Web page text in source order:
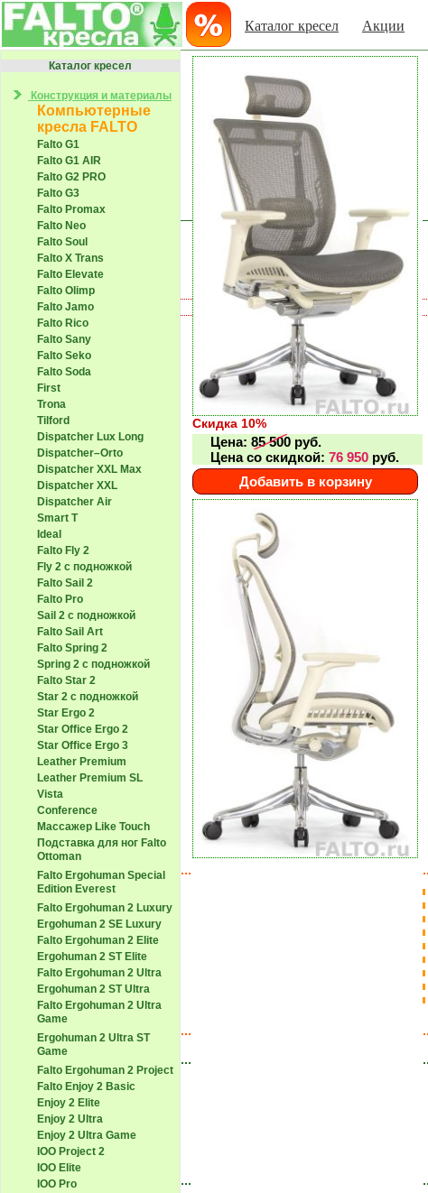
Каталог кресел Акции
Каталог кресел
Конструкция и материалы
Компьютерные
кресла FALTO
Falto G1
Falto G1 AIR
Falto G2 PRO
Falto G3
Falto Promax
Falto Neo
Falto Soul
Falto X Trans
Falto Elevate
Falto Olimp
Falto Jamo
Falto Rico
Falto Sany
Falto Seko
Falto Soda
First
Trona
Tilford
Dispatcher Lux Long
Dispatcher–Orto
Dispatcher XXL Max
Dispatcher XXL
Dispatcher Air
Smart T
Ideal
Falto Fly 2
Fly 2 с подножкой
Falto Sail 2
Falto Pro
Sail 2 с подножкой
Falto Sail Art
Falto Spring 2
Spring 2 с подножкой
Falto Star 2
Star 2 с подножкой
Star Ergo 2
Star Office Ergo 2
Star Office Ergo 3
Leather Premium
Leather Premium SL
Vista
Conference
Массажер Like Touch
Подставка для ног Falto
Ottoman
Falto Ergohuman Special
Edition Everest
Falto Ergohuman 2 Luxury
Ergohuman 2 SE Luxury
Falto Ergohuman 2 Elite
Ergohuman 2 ST Elite
Falto Ergohuman 2 Ultra
Ergohuman 2 ST Ultra
Falto Ergohuman 2 Ultra
Game
Ergohuman 2 Ultra ST
Game
Falto Ergohuman 2 Project
Falto Enjoy 2 Basic
Enjoy 2 Elite
Enjoy 2 Ultra
Enjoy 2 Ultra Game
IOO Project 2
IOO Elite
IOO Pro
Скидка 10%
Цена:85 500 руб.
Цена со скидкой:76 950 руб.
Добавить в корзину